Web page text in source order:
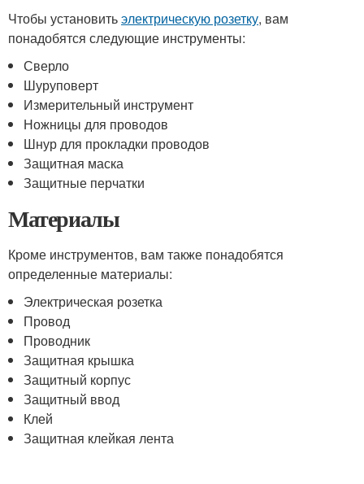
Чтобы установитьэлектрическую розетку, вам
понадобятся следующие инструменты:
Сверло
Шуруповерт
Измерительный инструмент
Ножницы для проводов
Шнур для прокладки проводов
Защитная маска
Защитные перчатки
Материалы
Кроме инструментов, вам также понадобятся
определенные материалы:
Электрическая розетка
Провод
Проводник
Защитная крышка
Защитный корпус
Защитный ввод
Клей
Защитная клейкая лента